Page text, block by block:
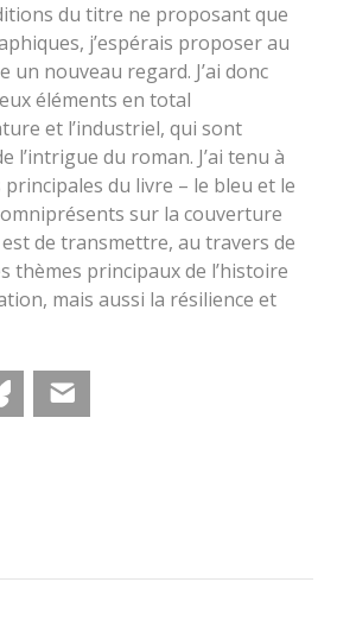
du titre ne proposant que
j’espérais proposer au
un nouveau regard. J’ai donc
éléments en total
et l’industriel, qui sont
du roman. J’ai tenu à
du livre – le bleu et le
sur la couverture
de transmettre, au travers de
thèmes principaux de l’histoire
mais aussi la résilience et
Bluesky